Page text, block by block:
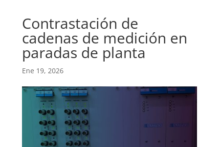
Contrastación de
cadenas de medición en
paradas de planta
Ene 19, 2026